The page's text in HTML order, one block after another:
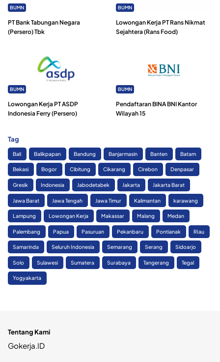
BUMN
PT Bank Tabungan Negara
(Persero) Tbk
BUMN
Lowongan Kerja PT Rans Nikmat
Sejahtera (Rans Food)
BUMN
Lowongan Kerja PT ASDP
Indonesia Ferry (Persero)
BUMN
Pendaftaran BINA BNI Kantor
Wilayah 15
Tag
Bali Balikpapan Bandung Banjarmasin Banten Batam
Bekasi Bogor Cibitung Cikarang Cirebon Denpasar
Gresik Indonesia Jabodetabek Jakarta Jakarta Barat
Jawa Barat Jawa Tengah Jawa Timur Kalimantan karawang
Lampung Lowongan Kerja Makassar Malang Medan
Palembang Papua Pasuruan Pekanbaru Pontianak RIau
Samarinda Seluruh Indonesia Semarang Serang Sidoarjo
Solo Sulawesi Sumatera Surabaya Tangerang Tegal
Yogyakarta
Tentang Kami
Gokerja.ID